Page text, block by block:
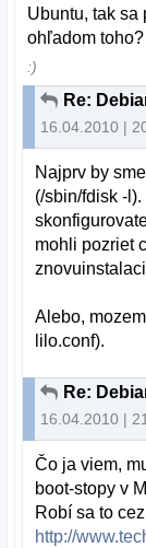
Ubuntu, tak sa
ohľadom toho?
:)
16.04.2010 |
Najprv by
(/sbin/fdisk -
mohli pozriet
Alebo,
lilo.conf).
16.04.2010 |
Čo ja viem,
boot-stopy v
Robí sa to
http://